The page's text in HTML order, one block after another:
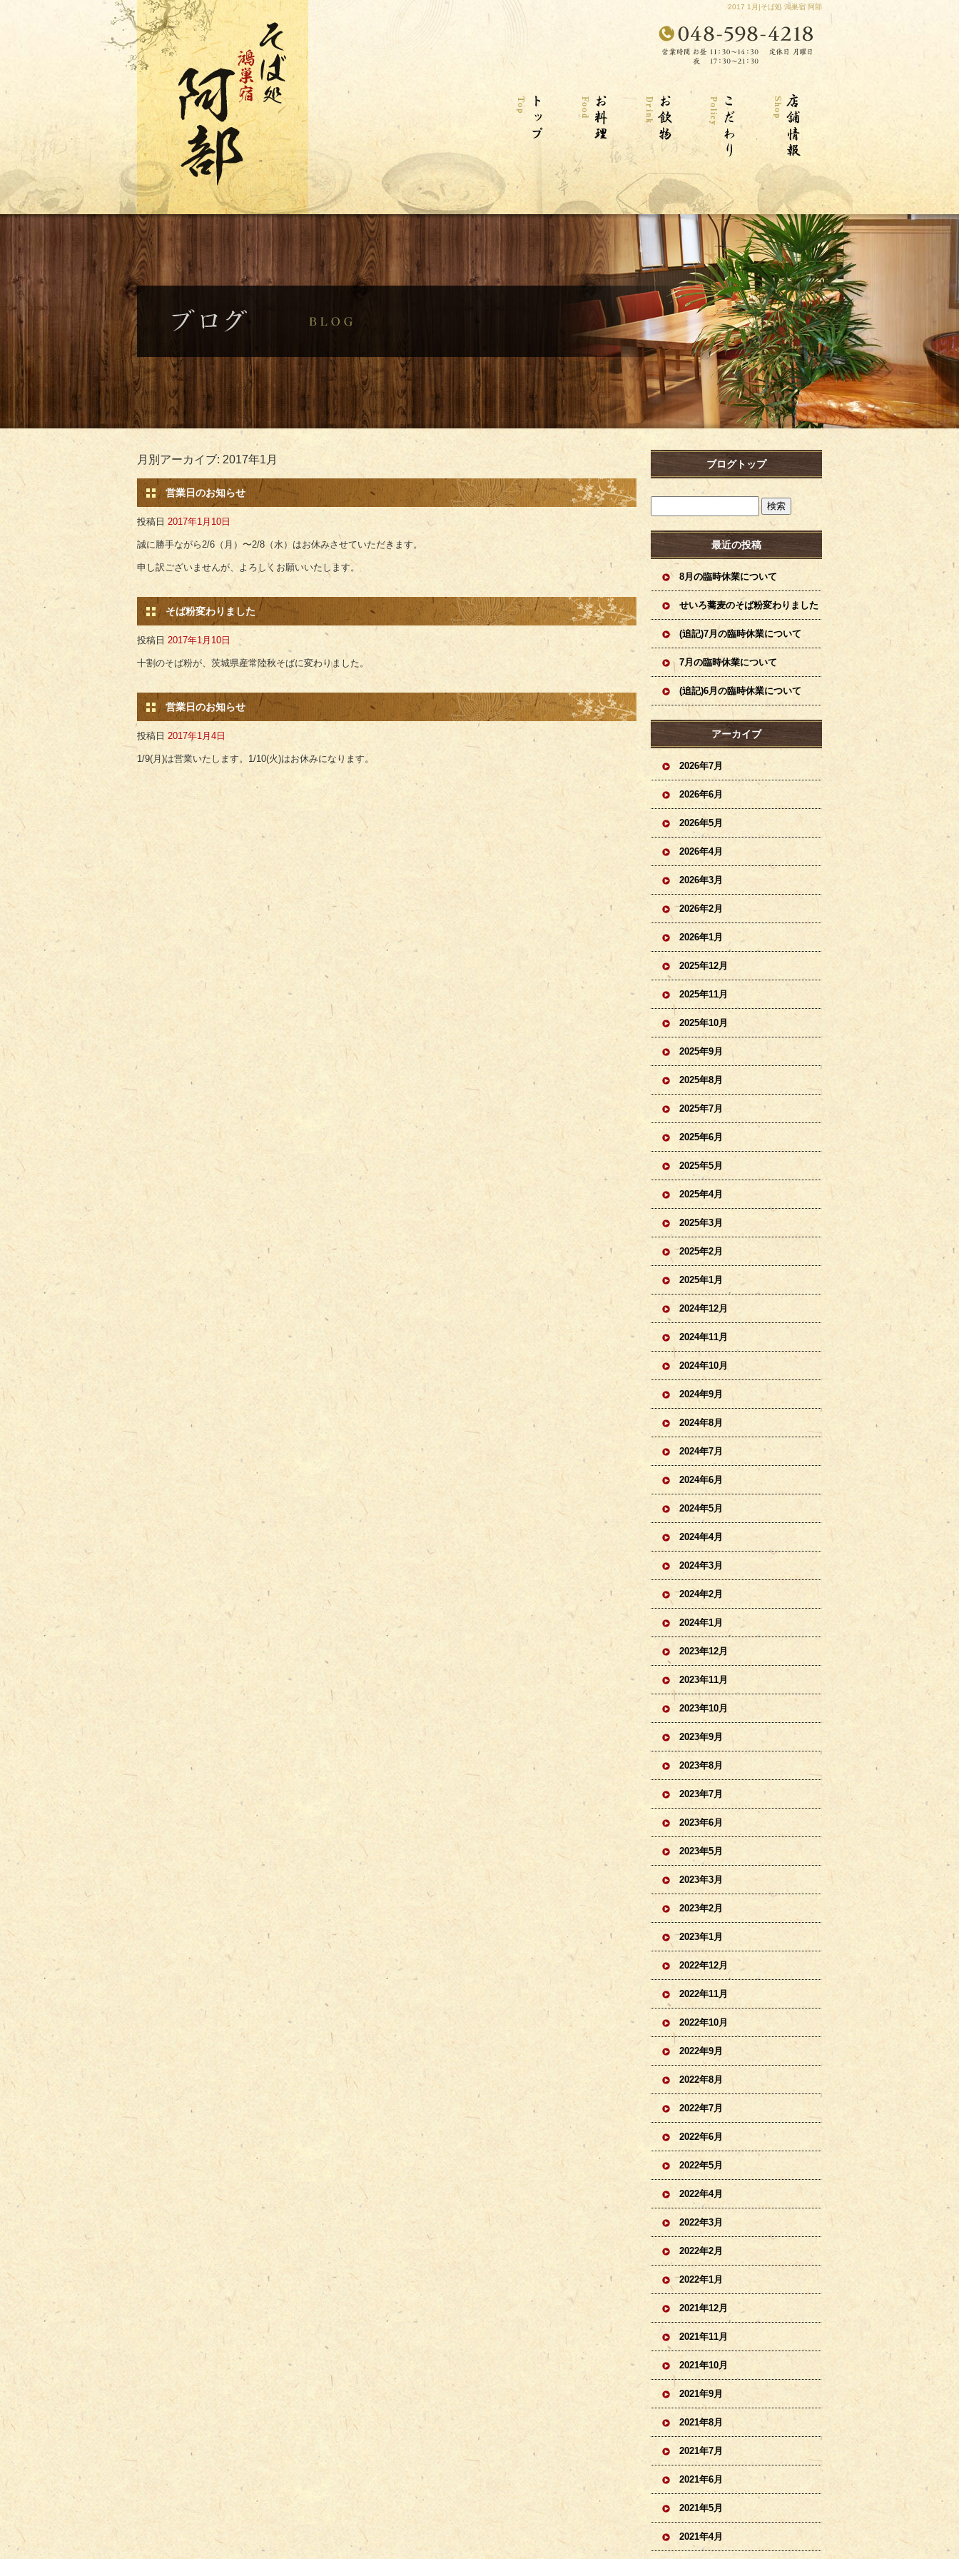
2017 1月|そば処 鴻巣宿 阿部
月別アーカイブ: 2017年1月
営業日のお知らせ
投稿日 2017年1月10日
誠に勝手ながら2/6（月）〜2/8（水）はお休みさせていただきます。
申し訳ございませんが、よろしくお願いいたします。
そば粉変わりました
投稿日 2017年1月10日
十割のそば粉が、茨城県産常陸秋そばに変わりました。
営業日のお知らせ
投稿日 2017年1月4日
1/9(月)は営業いたします。1/10(火)はお休みになります。
ブログトップ
最近の投稿
8月の臨時休業について
せいろ蕎麦のそば粉変わりました
(追記)7月の臨時休業について
7月の臨時休業について
(追記)6月の臨時休業について
アーカイブ
2026年7月
2026年6月
2026年5月
2026年4月
2026年3月
2026年2月
2026年1月
2025年12月
2025年11月
2025年10月
2025年9月
2025年8月
2025年7月
2025年6月
2025年5月
2025年4月
2025年3月
2025年2月
2025年1月
2024年12月
2024年11月
2024年10月
2024年9月
2024年8月
2024年7月
2024年6月
2024年5月
2024年4月
2024年3月
2024年2月
2024年1月
2023年12月
2023年11月
2023年10月
2023年9月
2023年8月
2023年7月
2023年6月
2023年5月
2023年3月
2023年2月
2023年1月
2022年12月
2022年11月
2022年10月
2022年9月
2022年8月
2022年7月
2022年6月
2022年5月
2022年4月
2022年3月
2022年2月
2022年1月
2021年12月
2021年11月
2021年10月
2021年9月
2021年8月
2021年7月
2021年6月
2021年5月
2021年4月